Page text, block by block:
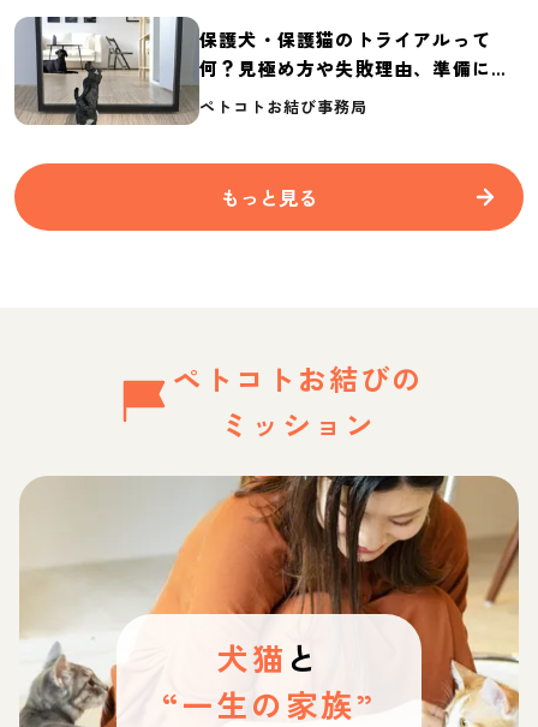
保護犬・保護猫のトライアルって
何？見極め方や失敗理由、準備に必
要なものを紹介
ペトコトお結び事務局
もっと見る
ペトコトお結びの
ミッション
犬猫 と
“一生の家族”